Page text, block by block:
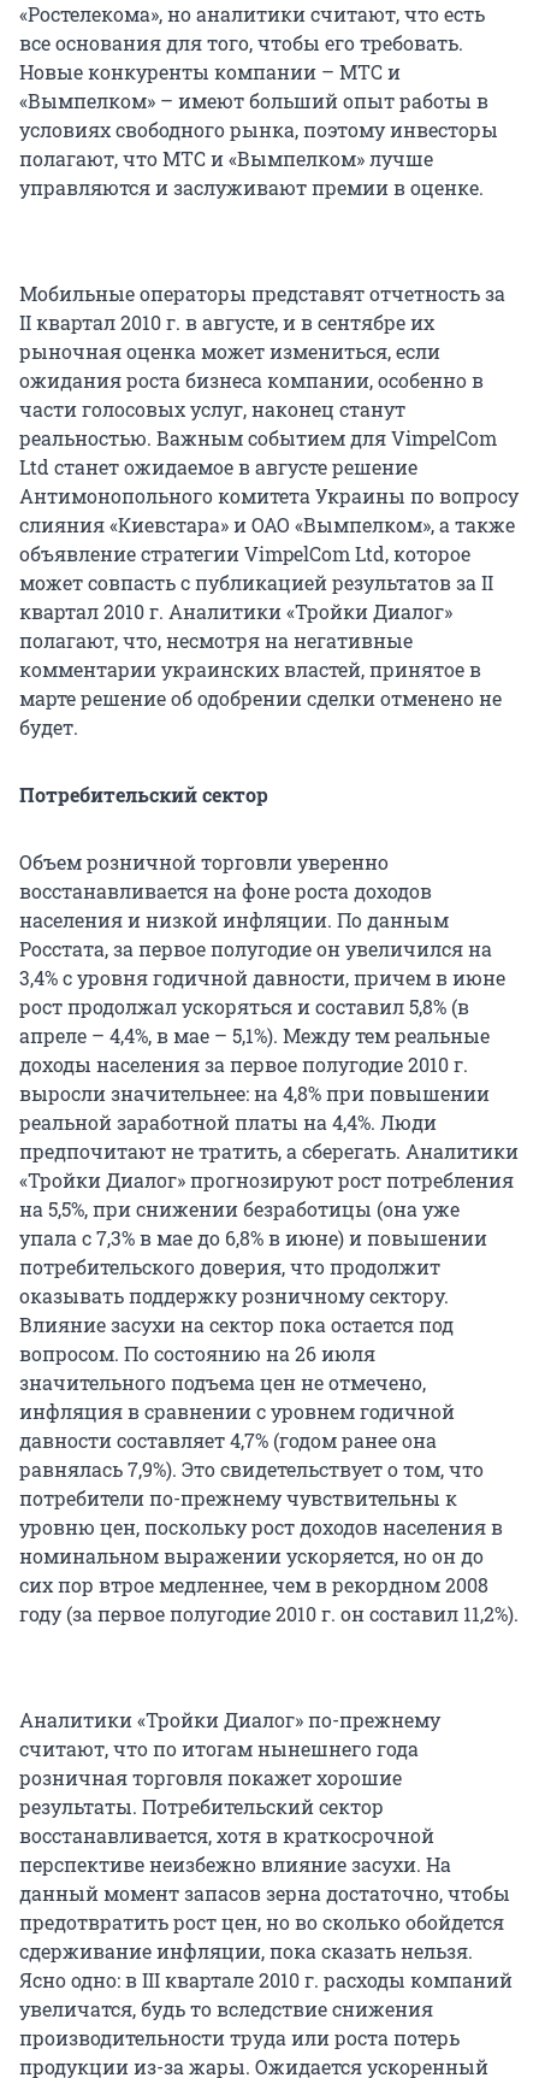
«Ростелекома», но аналитики считают, что есть
все основания для того, чтобы его требовать.
Новые конкуренты компании – МТС и
«Вымпелком» – имеют больший опыт работы в
условиях свободного рынка, поэтому инвесторы
полагают, что МТС и «Вымпелком» лучше
управляются и заслуживают премии в оценке.
Мобильные операторы представят отчетность за
II квартал 2010 г. в августе, и в сентябре их
рыночная оценка может измениться, если
ожидания роста бизнеса компании, особенно в
части голосовых услуг, наконец станут
реальностью. Важным событием для VimpelCom
Ltd станет ожидаемое в августе решение
Антимонопольного комитета Украины по вопросу
слияния «Киевстара» и ОАО «Вымпелком», а также
объявление стратегии VimpelCom Ltd, которое
может совпасть с публикацией результатов за II
квартал 2010 г. Аналитики «Тройки Диалог»
полагают, что, несмотря на негативные
комментарии украинских властей, принятое в
марте решение об одобрении сделки отменено не
будет.
Потребительский сектор
Объем розничной торговли уверенно
восстанавливается на фоне роста доходов
населения и низкой инфляции. По данным
Росстата, за первое полугодие он увеличился на
3,4% с уровня годичной давности, причем в июне
рост продолжал ускоряться и составил 5,8% (в
апреле – 4,4%, в мае – 5,1%). Между тем реальные
доходы населения за первое полугодие 2010 г.
выросли значительнее: на 4,8% при повышении
реальной заработной платы на 4,4%. Люди
предпочитают не тратить, а сберегать. Аналитики
«Тройки Диалог» прогнозируют рост потребления
на 5,5%, при снижении безработицы (она уже
упала с 7,3% в мае до 6,8% в июне) и повышении
потребительского доверия, что продолжит
оказывать поддержку розничному сектору.
Влияние засухи на сектор пока остается под
вопросом. По состоянию на 26 июля
значительного подъема цен не отмечено,
инфляция в сравнении с уровнем годичной
давности составляет 4,7% (годом ранее она
равнялась 7,9%). Это свидетельствует о том, что
потребители по-прежнему чувствительны к
уровню цен, поскольку рост доходов населения в
номинальном выражении ускоряется, но он до
сих пор втрое медленнее, чем в рекордном 2008
году (за первое полугодие 2010 г. он составил 11,2%).
Аналитики «Тройки Диалог» по-прежнему
считают, что по итогам нынешнего года
розничная торговля покажет хорошие
результаты. Потребительский сектор
восстанавливается, хотя в краткосрочной
перспективе неизбежно влияние засухи. На
данный момент запасов зерна достаточно, чтобы
предотвратить рост цен, но во сколько обойдется
сдерживание инфляции, пока сказать нельзя.
Ясно одно: в III квартале 2010 г. расходы компаний
увеличатся, будь то вследствие снижения
производительности труда или роста потерь
продукции из-за жары. Ожидается ускоренный